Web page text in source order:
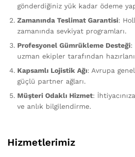
gönderdiğiniz yük kadar ödeme
Zamanında Teslimat Garantisi:
zamanında sevkiyat programları.
Profesyonel Gümrükleme Desteği:
uzman ekipler tarafından
Kapsamlı Lojistik Ağı: Avrupa
güçlü partner ağları.
Müşteri Odaklı Hizmet:
ve anlık bilgilendirme.
Hizmetlerimiz